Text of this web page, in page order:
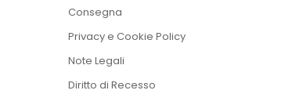
Consegna
Privacy e Cookie Policy
Note Legali
Diritto di Recesso